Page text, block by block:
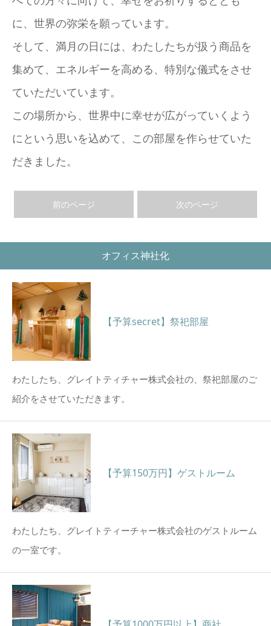
に、世界の弥栄を願っています。
そして、満月の日には、わたしたちが扱う商品を
集めて、エネルギーを高める、特別な儀式をさせ
ていただいています。
この場所から、世界中に幸せが広がっていくよう
にという思いを込めて、この部屋を作らせていた
だきました。
前のページ 次のページ
オフィス神社化
【予算secret】祭祀部屋
わたしたち、グレイトティチャー株式会社の、祭祀部屋のご
紹介をさせていただきます。
【予算150万円】ゲストルーム
わたしたち、グレイトティーチャー株式会社のゲストルーム
の一室です。